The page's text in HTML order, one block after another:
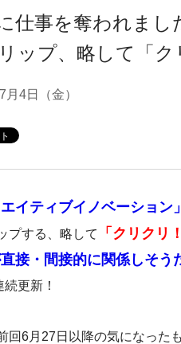
に仕事を奪われま
ップ、略して「ク
月4日（金）
エイティブイノベーショ
プする、略して
「クリクリ
接・間接的に関係しそう
更新！
回6月27日以降の気になった